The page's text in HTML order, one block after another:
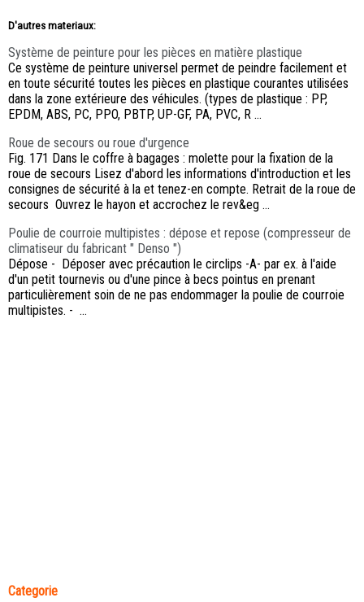
D'autres materiaux:
Système de peinture pour les pièces en matière plastique
Ce système de peinture universel permet de peindre facilement et
en toute sécurité toutes les pièces en plastique courantes utilisées
dans la zone extérieure des véhicules. (types de plastique : PP,
EPDM, ABS, PC, PPO, PBTP, UP-GF, PA, PVC, R ...
Roue de secours ou roue d'urgence
Fig. 171 Dans le coffre à bagages : molette pour la fixation de la
roue de secours Lisez d'abord les informations d'introduction et les
consignes de sécurité à la et tenez-en compte. Retrait de la roue de
secours Ouvrez le hayon et accrochez le rev&eg ...
Poulie de courroie multipistes : dépose et repose (compresseur de
climatiseur du fabricant " Denso ")
Dépose - Déposer avec précaution le circlips -A- par ex. à l'aide
d'un petit tournevis ou d'une pince à becs pointus en prenant
particulièrement soin de ne pas endommager la poulie de courroie
multipistes. - ...
Categorie